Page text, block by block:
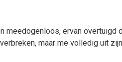
meedogenloos, ervan overtuigd
maar me volledig uit